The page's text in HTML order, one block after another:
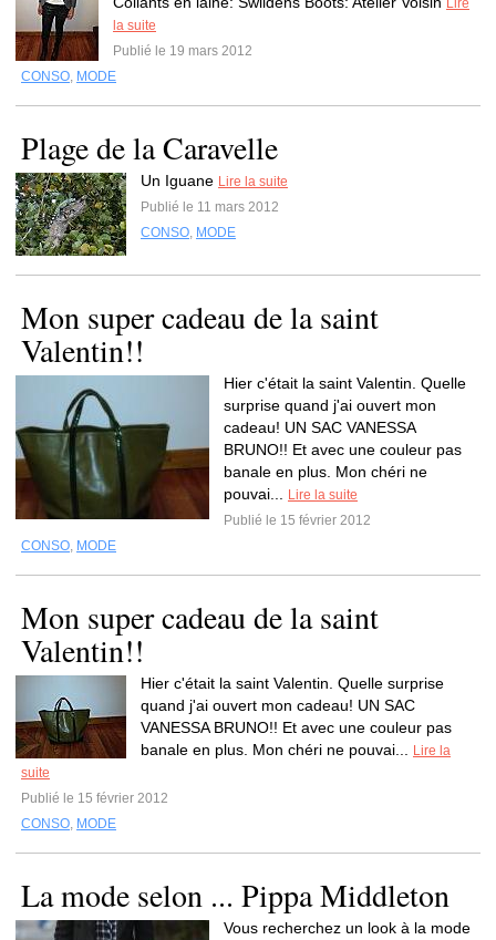
Lire
la suite
Publié le 19 mars 2012
CONSO, MODE
Plage de la Caravelle
Un Iguane Lire la suite
Publié le 11 mars 2012
CONSO, MODE
Mon super cadeau de la saint
Valentin!!
Hier c'était la saint Valentin. Quelle
surprise quand j'ai ouvert mon
cadeau! UN SAC VANESSA
BRUNO!! Et avec une couleur pas
banale en plus. Mon chéri ne
pouvai...
Lire la suite
Publié le 15 février 2012
CONSO, MODE
Mon super cadeau de la saint
Valentin!!
Hier c'était la saint Valentin. Quelle surprise
quand j'ai ouvert mon cadeau! UN SAC
VANESSA BRUNO!! Et avec une couleur pas
banale en plus. Mon chéri ne pouvai...
Lire la
suite
Publié le 15 février 2012
CONSO, MODE
La mode selon ... Pippa Middleton
Vous recherchez un look à la mode